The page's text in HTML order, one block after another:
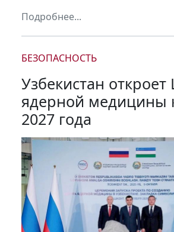
Подробнее...
БЕЗОПАСНОСТЬ
Узбекистан откроет
ядерной медицины
2027 года